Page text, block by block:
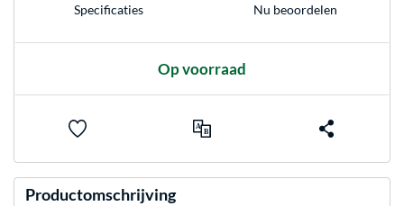
Specificaties Nu beoordelen
Op voorraad
Productomschrijving